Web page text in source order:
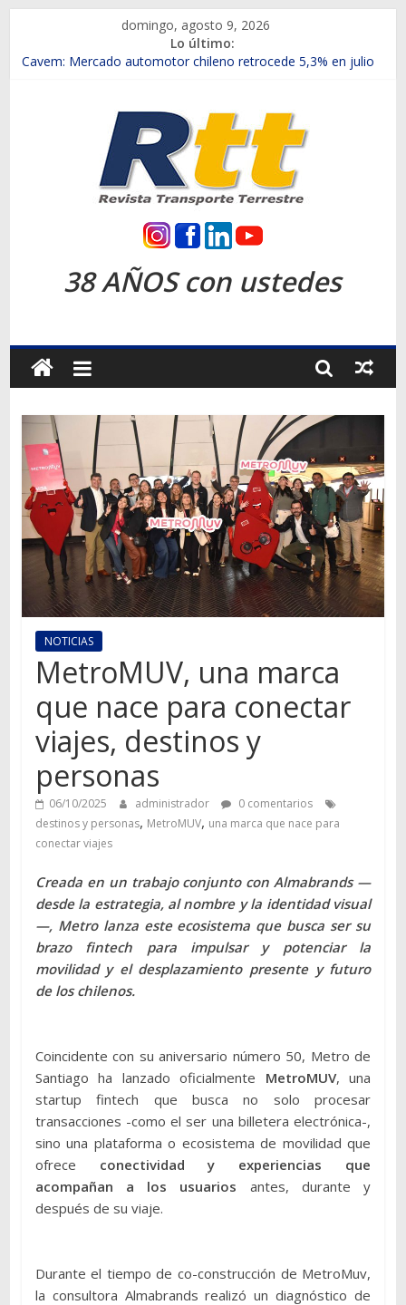
contenido
domingo, agosto 9, 2026
Lo último:
Chile es el primer mercado internacional en lanzar la nueva
Salfa suma vehículos electrificados de Chevrolet en el Biobío
Samex amplía su red con nuevas sucursales en Rancagua y
SINOTRUK Pick-ups presentó la recién estrenada Bolden en
la Expo Compras Públicas 2026
Revista
Transporte
Terrestre
Autos,
camiones,
motos,
información
del
mundo
del
transporte
38 AÑOS con ustedes
NOTICIAS
MetroMUV, una marca
que nace para conectar
viajes, destinos y
personas
06/10/2025 administrador
0 comentarios
destinos y personas, MetroMUV, una marca que nace para
conectar viajes
Creada en un trabajo conjunto con Almabrands —
desde la estrategia, al nombre y la identidad visual
—, Metro lanza este ecosistema que busca ser su
brazo fintech para impulsar y potenciar la
movilidad y el desplazamiento presente y futuro
de los chilenos.
Coincidente con su aniversario número 50, Metro de
Santiago ha lanzado oficialmente MetroMUV, una
startup fintech que busca no solo procesar
transacciones -como el ser una billetera electrónica-,
sino una plataforma o ecosistema de movilidad que
ofrece conectividad y experiencias
que
acompañan a los usuarios antes, durante y
después de su viaje.
Durante el tiempo de co-construcción de MetroMuv,
la consultora Almabrands realizó un diagnóstico de